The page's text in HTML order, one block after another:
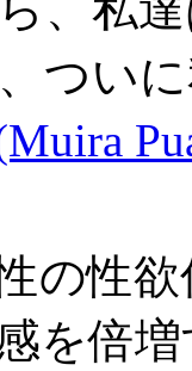
つい
の性
を倍